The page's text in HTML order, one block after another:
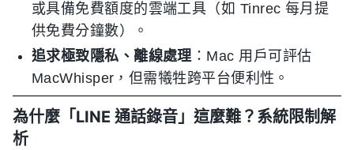
或具備免費額度的雲端工具（如 Tinrec 每月提
供免費分鐘數）。
追求極致隱私、離線處理：Mac 用戶可評估
MacWhisper，但需犧牲跨平台便利性。
為什麼「LINE 通話錄音」這麼難？系統限制解
析